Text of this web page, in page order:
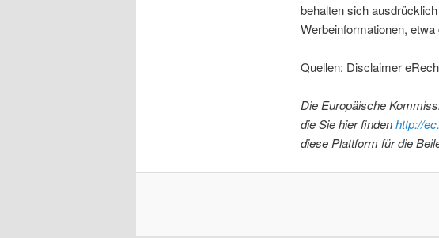
behalten sich
Werbeinformationen,
Quellen: Disclaimer
Die Europäische
die Sie hier findenhttp://
diese Plattform für die